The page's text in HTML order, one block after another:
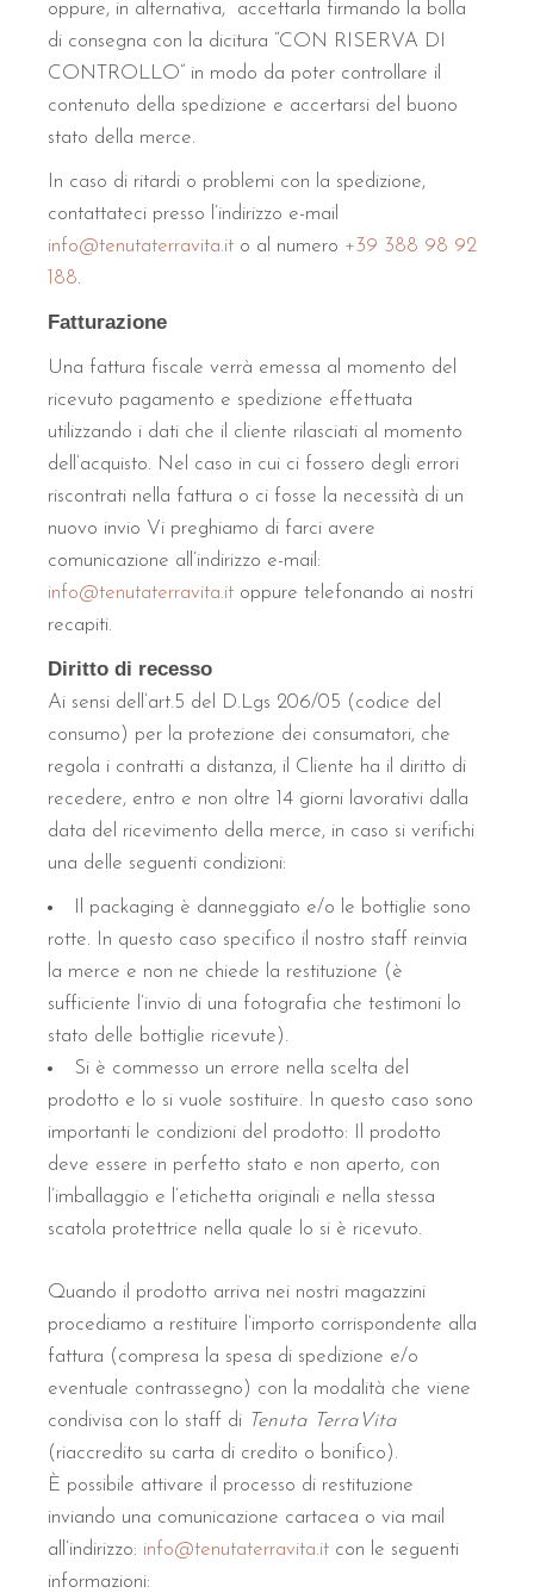
oppure, in alternativa, accettarla firmando la bolla
di consegna con la dicitura “CON RISERVA DI
CONTROLLO” in modo da poter controllare il
contenuto della spedizione e accertarsi del buono
stato della merce.
In caso di ritardi o problemi con la spedizione,
contattateci presso l’indirizzo e-mail
info@tenutaterravita.it o al numero +39 388 98 92
188.
Fatturazione
Una fattura fiscale verrà emessa al momento del
ricevuto pagamento e spedizione effettuata
utilizzando i dati che il cliente rilasciati al momento
dell’acquisto. Nel caso in cui ci fossero degli errori
riscontrati nella fattura o ci fosse la necessità di un
nuovo invio Vi preghiamo di farci avere
comunicazione all’indirizzo e-mail:
info@tenutaterravita.it oppure telefonando ai nostri
recapiti.
Diritto di recesso
Ai sensi dell’art.5 del D.Lgs 206/05 (codice del
consumo) per la protezione dei consumatori, che
regola i contratti a distanza, il Cliente ha il diritto di
recedere, entro e non oltre 14 giorni lavorativi dalla
data del ricevimento della merce, in caso si verifichi
una delle seguenti condizioni:
Il packaging è danneggiato e/o le bottiglie sono
rotte. In questo caso specifico il nostro staff reinvia
la merce e non ne chiede la restituzione (è
sufficiente l’invio di una fotografia che testimoni lo
stato delle bottiglie ricevute).
Si è commesso un errore nella scelta del
prodotto e lo si vuole sostituire. In questo caso sono
importanti le condizioni del prodotto: Il prodotto
deve essere in perfetto stato e non aperto, con
l’imballaggio e l’etichetta originali e nella stessa
scatola protettrice nella quale lo si è ricevuto.
Quando il prodotto arriva nei nostri magazzini
procediamo a restituire l’importo corrispondente alla
fattura (compresa la spesa di spedizione e/o
eventuale contrassegno) con la modalità che viene
condivisa con lo staff di Tenuta TerraVita
(riaccredito su carta di credito o bonifico).
È possibile attivare il processo di restituzione
inviando una comunicazione cartacea o via mail
all’indirizzo: info@tenutaterravita.it con le seguenti
informazioni: